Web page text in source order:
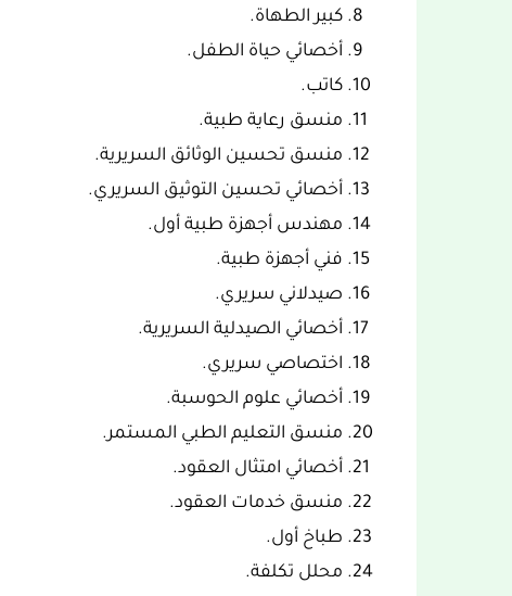
كبير الطهاة.
أخصائي حياة الطفل.
كاتب.
منسق رعاية طبية.
منسق تحسين الوثائق السريرية.
أخصائي تحسين التوثيق السريري.
مهندس أجهزة طبية أول.
فني أجهزة طبية.
صيدلاني سريري.
أخصائي الصيدلية السريرية.
اختصاصي سريري.
أخصائي علوم الحوسبة.
منسق التعليم الطبي المستمر.
أخصائي امتثال العقود.
منسق خدمات العقود.
طباخ أول.
محلل تكلفة.